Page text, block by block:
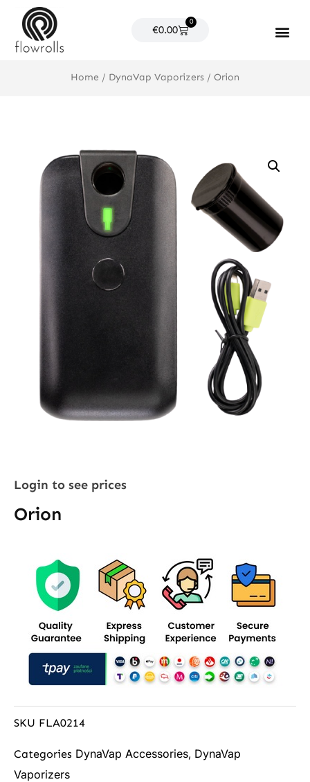
content
€0.00
0
Cart
Home / DynaVap Vaporizers / Orion
Login to see prices
Orion
SKU FLA0214
Categories DynaVap Accessories, DynaVap
Vaporizers